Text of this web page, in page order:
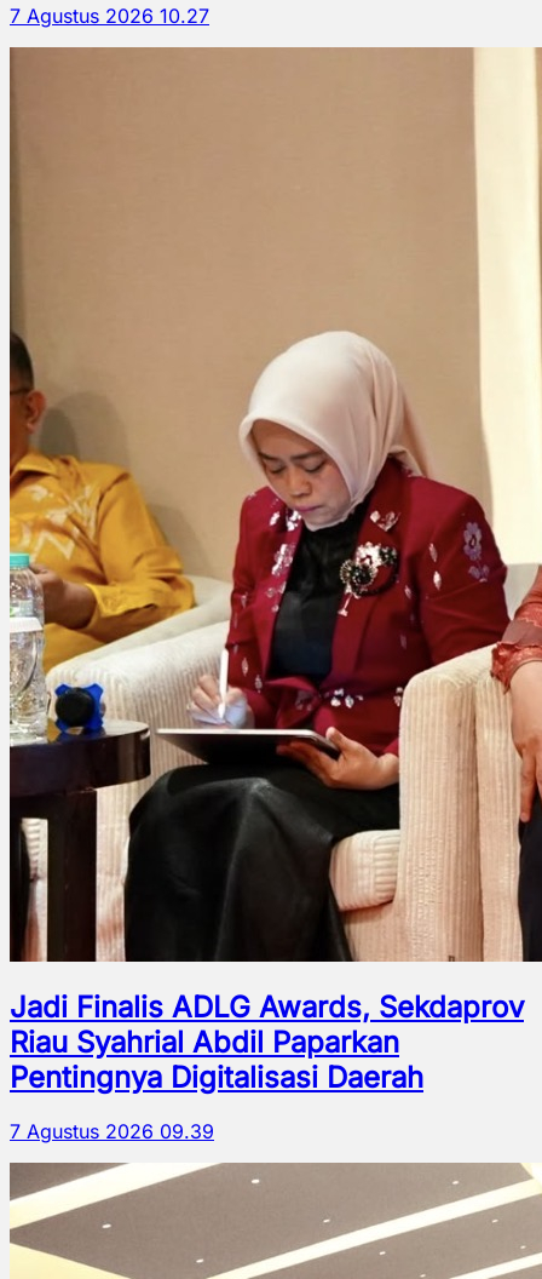
7 Agustus 2026 10.27
Jadi Finalis ADLG Awards, Sekdaprov
Riau Syahrial Abdil Paparkan
Pentingnya Digitalisasi Daerah
7 Agustus 2026 09.39